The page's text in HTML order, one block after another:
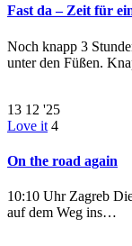
Fast da – Zeit für
Noch knapp 3
unter den Füßen.
13 12 '25
Love it 4
On the road again
10:10 Uhr Zagreb
auf dem Weg ins…